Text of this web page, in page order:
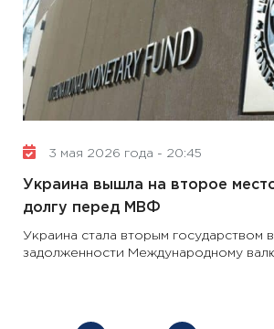
3 мая 2026 года - 20:45
Украина вышла на второе
долгу перед МВФ
Украина стала вторым государством
задолженности Международному